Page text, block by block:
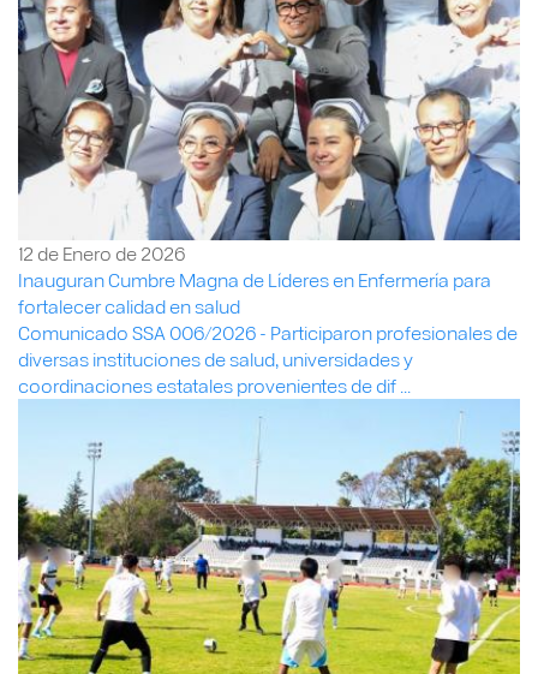
12 de Enero de 2026
Inauguran Cumbre Magna de Líderes en Enfermería para
fortalecer calidad en salud
Comunicado SSA 006/2026 - Participaron profesionales de
diversas instituciones de salud, universidades y
coordinaciones estatales provenientes de dif ...